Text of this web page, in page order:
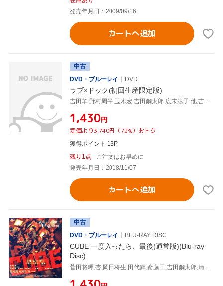
発売年月日：2009/09/16
カートへ追加
中古
DVD・ブルーレイ
DVD
ラブ×ドック(初回生産限定版)
吉田羊 野村周平 玉木宏 吉田鋼太郎 広末涼子 他,吉田羊,野村周平,玉木宏,鈴木おさむ(監督、脚本)
¥1,430円
定価より3,740円（72%）おトク
獲得ポイント 13P
残り1点
ご注文はお早めに
発売年月日：2018/11/07
カートへ追加
中古
DVD・ブルーレイ
BLU-RAY DISC
CUBE 一度入ったら、最後(通常版)(Blu-ray
Disc)
菅田将暉,杏,岡田将生,田代輝,斎藤工,吉田鋼太郎,清水康彦(監督),やまだ豊(音楽)